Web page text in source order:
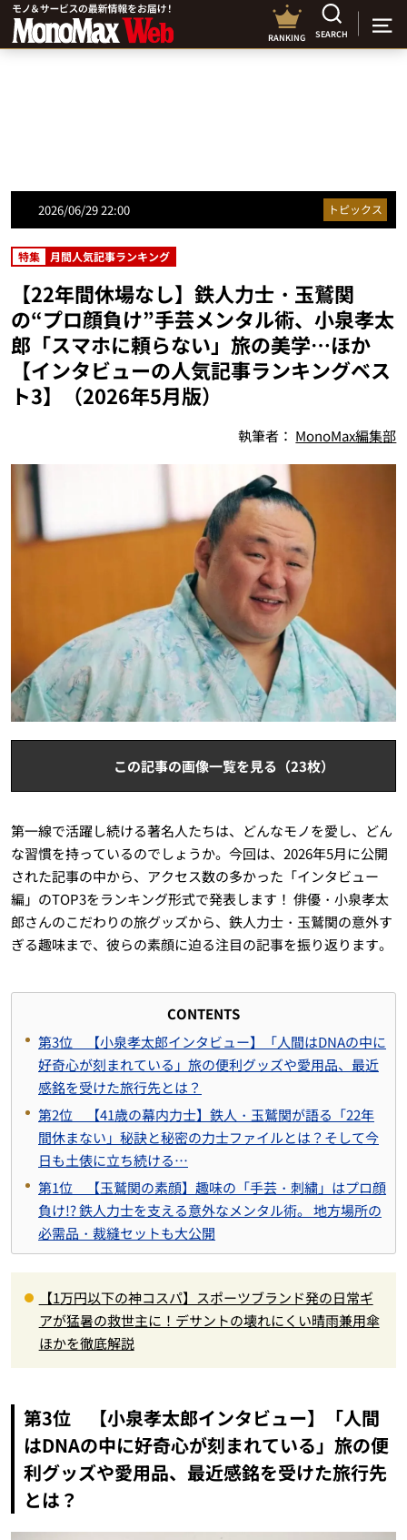
RANKING SEARCH
2026/06/29 22:00 トピックス
特集 月間人気記事ランキング
【22年間休場なし】鉄人力士・玉鷲関
の“プロ顔負け”手芸メンタル術、小泉孝太
郎「スマホに頼らない」旅の美学…ほか
【インタビューの人気記事ランキングベス
ト3】（2026年5月版）
執筆者： MonoMax編集部
この記事の画像一覧を見る（23枚）
第一線で活躍し続ける著名人たちは、どんなモノを愛し、どん
な習慣を持っているのでしょうか。今回は、2026年5月に公開
された記事の中から、アクセス数の多かった「インタビュー
編」のTOP3をランキング形式で発表します！ 俳優・小泉孝太
郎さんのこだわりの旅グッズから、鉄人力士・玉鷲関の意外す
ぎる趣味まで、彼らの素顔に迫る注目の記事を振り返ります。
CONTENTS
第3位 【小泉孝太郎インタビュー】「人間はDNAの中に
好奇心が刻まれている」旅の便利グッズや愛用品、最近
感銘を受けた旅行先とは？
第2位 【41歳の幕内力士】鉄人・玉鷲関が語る「22年
間休まない」秘訣と秘密の力士ファイルとは？そして今
日も土俵に立ち続ける…
第1位 【玉鷲関の素顔】趣味の「手芸・刺繍」はプロ顔
負け!? 鉄人力士を支える意外なメンタル術。 地方場所の
必需品・裁縫セットも大公開
【1万円以下の神コスパ】スポーツブランド発の日常ギ
アが猛暑の救世主に！デサントの壊れにくい晴雨兼用傘
ほかを徹底解説
第3位 【小泉孝太郎インタビュー】「人間
はDNAの中に好奇心が刻まれている」旅の便
利グッズや愛用品、最近感銘を受けた旅行先
とは？